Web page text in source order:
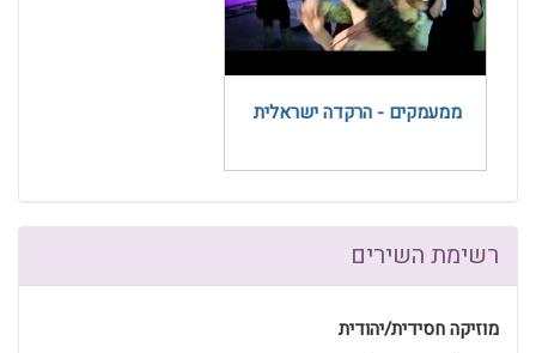
ממעמקים - הרקדה ישראלית
רשימת השירים
מוזיקה חסידית/יהודית